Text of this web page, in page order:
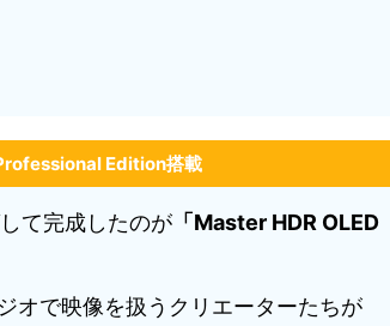
Edition搭載
て完成したのが 「Master HDR OLED
オで映像を扱うクリエーターたちが